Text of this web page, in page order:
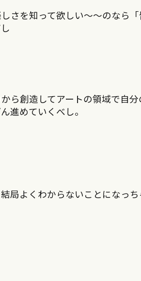
さを知って欲しい〜〜のなら
ら創造してアートの領域で自
進めていくべし。
局よくわからないことになっち